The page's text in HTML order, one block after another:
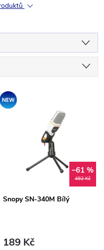
Akce
492 Kč
–61 %
Snopy SN-340M Bílý
189 Kč